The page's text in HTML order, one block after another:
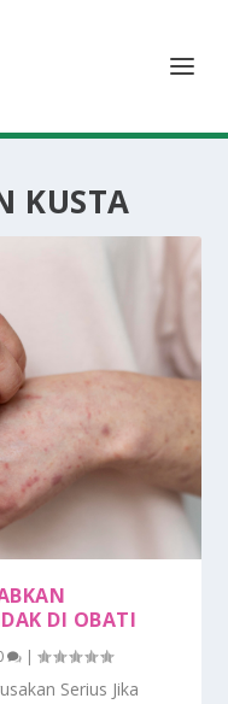
KUSTA
DI OBATI
|
Serius Jika